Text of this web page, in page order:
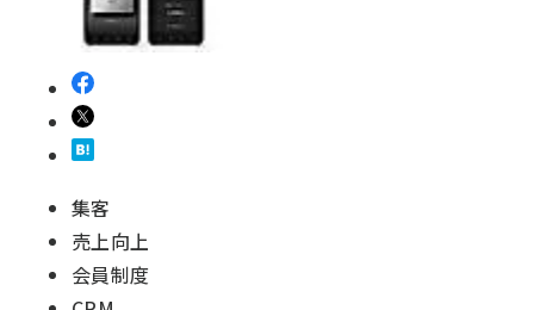
集客
売上向上
会員制度